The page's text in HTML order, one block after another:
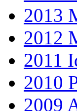
2013
2012
2011
2010
2009